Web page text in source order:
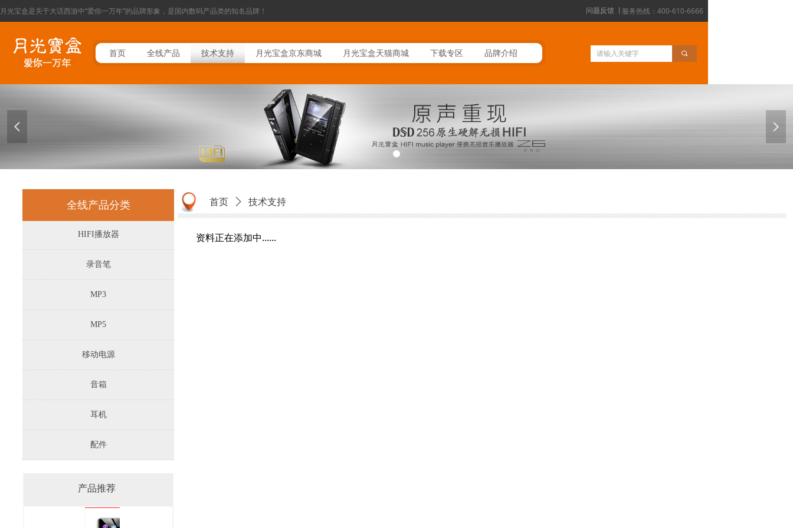
月光宝盒是关于大话西游中“爱你一万年”的品牌形象，是国内数码产品类的知名品牌！ 服务热线：400-610-6666
问题反馈 丨
首页 全线产品 技术支持 月光宝盒京东商城 月光宝盒天猫商城 下载专区 品牌介绍 끠
首页 ꄲ 技术支持
资料正在添加中......
产品推荐
HIFI播放器
录音笔
MP3
MP5
移动电源
音箱
耳机
配件
全线产品分类
넳 넲